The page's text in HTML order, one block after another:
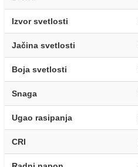
Izvor svetlosti
Jačina svetlosti
Boja svetlosti
Snaga
Ugao rasipanja
CRI